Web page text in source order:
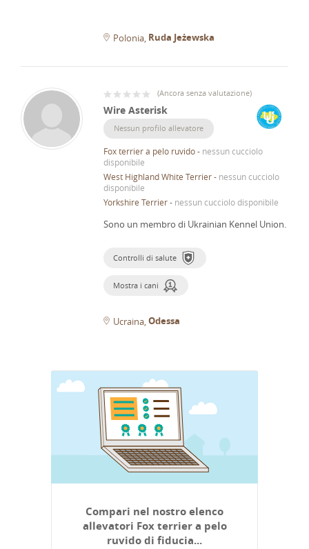
Polonia Ruda Jeżewska
(Ancora senza valutazione)
Wire Asterisk
Nessun profilo allevatore
Fox terrier a pelo ruvido- nessun cucciolo
disponibile
West Highland White Terrier- nessun cucciolo
disponibile
Yorkshire Terrier- nessun cucciolo disponibile
Sono un membro di Ukrainian Kennel Union.
Controlli di salute
Mostra i cani
Ucraina Odessa
Compari nel nostro elenco
allevatori Fox terrier a pelo
ruvido di fiducia...